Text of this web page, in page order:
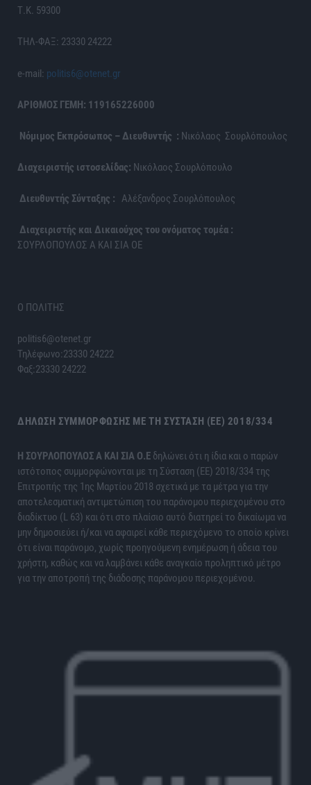
Τ.Κ. 59300
ΤΗΛ-ΦΑΞ: 23330 24222
e-mail: politis6@otenet.gr
ΑΡΙΘΜΟΣ ΓΕΜΗ: 119165226000
Νόμιμος Εκπρόσωπος – Διευθυντής : Νικόλαος Σουρλόπουλος
Διαχειριστής ιστοσελίδας: Νικόλαος Σουρλόπουλο
Διευθυντής Σύνταξης : Αλέξανδρος Σουρλόπουλος
Διαχειριστής και Δικαιούχος του ονόματος τομέα :
ΣΟΥΡΛΟΠΟΥΛΟΣ Α ΚΑΙ ΣΙΑ ΟΕ
Ο ΠΟΛΙΤΗΣ
politis6@otenet.gr
Τηλέφωνο:23330 24222
Φαξ:23330 24222
ΔΉΛΩΣΗ ΣΥΜΜΌΡΦΩΣΗΣ ΜΕ ΤΗ ΣΎΣΤΑΣΗ (ΕΕ) 2018/334
H ΣΟΥΡΛΟΠΟΥΛΟΣ Α ΚΑΙ ΣΙΑ Ο.Ε δηλώνει ότι η ίδια και ο παρών
ιστότοπος συμμορφώνονται με τη Σύσταση (ΕΕ) 2018/334 της
Επιτροπής της 1ης Μαρτίου 2018 σχετικά με τα μέτρα για την
αποτελεσματική αντιμετώπιση του παράνομου περιεχομένου στο
διαδίκτυο (L 63) και ότι στο πλαίσιο αυτό διατηρεί το δικαίωμα να
μην δημοσιεύει ή/και να αφαιρεί κάθε περιεχόμενο το οποίο κρίνει
ότι είναι παράνομο, χωρίς προηγούμενη ενημέρωση ή άδεια του
χρήστη, καθώς και να λαμβάνει κάθε αναγκαίο προληπτικό μέτρο
για την αποτροπή της διάδοσης παράνομου περιεχομένου.